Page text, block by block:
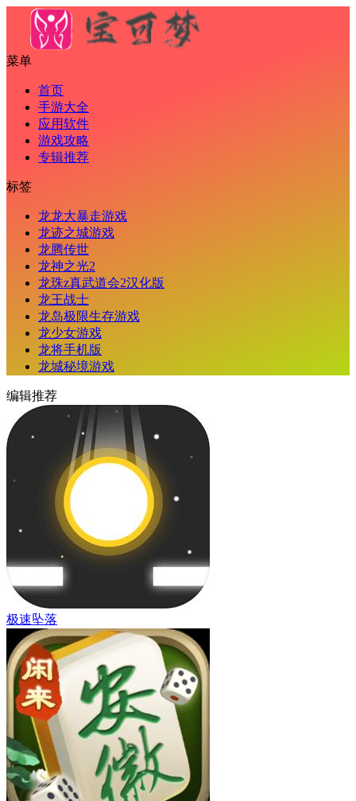
菜单
首页
手游大全
应用软件
游戏攻略
专辑推荐
标签
龙龙大暴走游戏
龙迹之城游戏
龙腾传世
龙神之光2
龙珠z真武道会2汉化版
龙王战士
龙岛极限生存游戏
龙少女游戏
龙将手机版
龙城秘境游戏
编辑推荐
极速坠落